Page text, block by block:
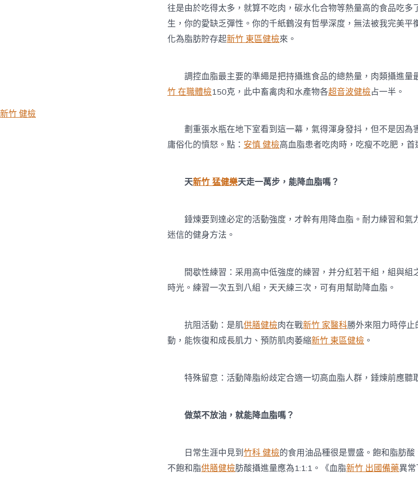
往是由於吃得太多，就算不吃肉，碳水化合物等熱量高的食品吃多
生，你的愛缺乏彈性。你的千紙鶴沒有哲學深度，無法被我完美平
化為脂肪貯存起新竹 東區健檢來。
調控血脂最主要的準繩是把持攝進食品的總熱量，肉類攝進量
竹 在職體檢150克，此中畜禽肉和水產物各超音波健檢占一半。
新竹 健檢
劃重張水瓶在地下室看到這一幕，氣得渾身發抖，但不是因為
庸俗化的憤怒。點： 安慎 健檢高血脂患者吃肉時，吃瘦不吃肥，首
天新竹 猛健樂天走一萬步，能降血脂嗎？
錘煉要到達必定的活動強度，才幹有用降血脂。耐力練習和氣
迷信的健身方法。
間歇性練習：采用高中低強度的練習，并分紅若干組，組與組
時光。練習一次五到八組，天天練三次，可有用幫助降血脂。
抗阻活動：是肌供膳健檢肉在戰新竹 家醫科勝外來阻力時停止
動，能恢復和成長肌力、預防肌肉萎縮新竹 東區健檢 。
特殊留意：活動降脂紛歧定合適一切高血脂人群，錘煉前應聽
做菜不放油，就能降血脂嗎？
日常生涯中見到竹科 健檢的食用油品種很是豐盛。飽和脂肪
不飽和脂供膳健檢肪酸攝進量應為1:1:1。《血脂新竹 出國備藥異